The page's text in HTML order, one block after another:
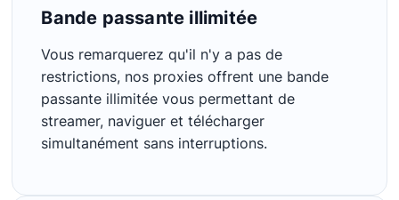
Bande passante illimitée
Vous remarquerez qu'il n'y a pas de
restrictions, nos proxies offrent une bande
passante illimitée vous permettant de
streamer, naviguer et télécharger
simultanément sans interruptions.